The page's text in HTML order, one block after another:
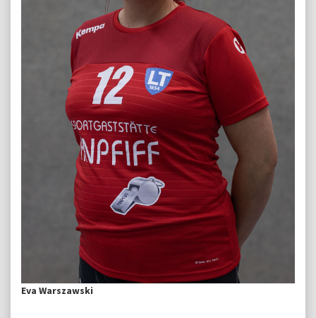
Eva Warszawski